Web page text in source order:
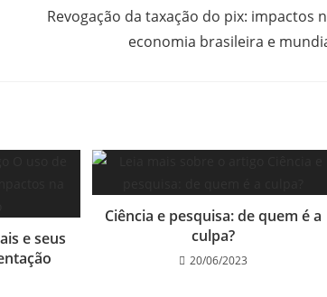
Revogação da taxação do pix: impactos
economia brasileira e
e seus
Ciência e pesquisa: de quem é a
culpa?
20/06/2023